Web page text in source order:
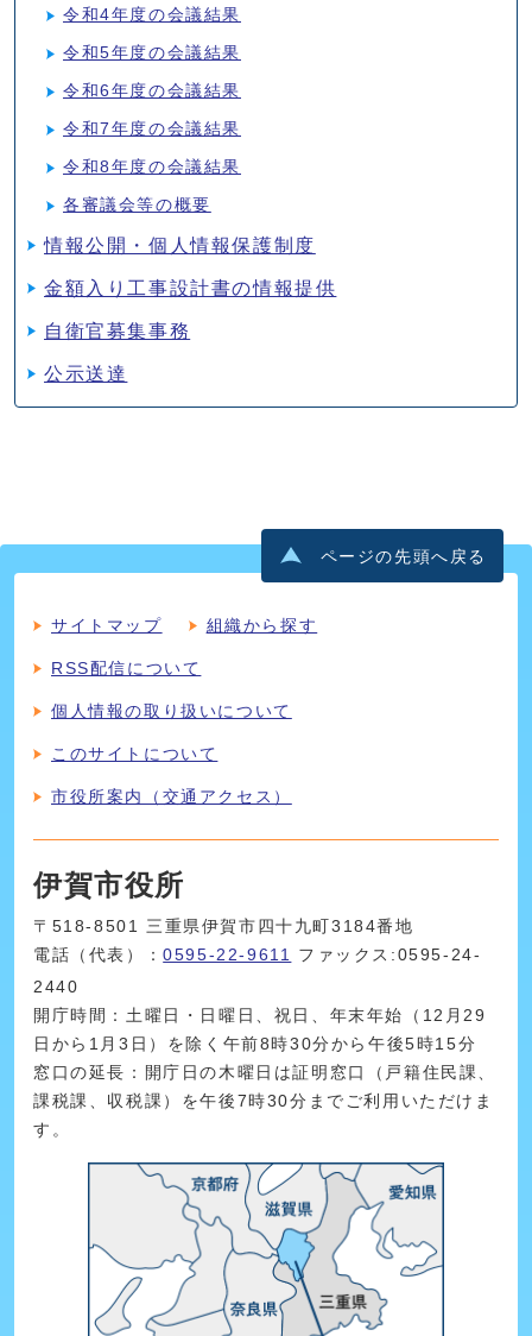
令和4年度の会議結果
令和5年度の会議結果
令和6年度の会議結果
令和7年度の会議結果
令和8年度の会議結果
各審議会等の概要
情報公開・個人情報保護制度
金額入り工事設計書の情報提供
自衛官募集事務
公示送達
ページの先頭へ戻る
サイトマップ 組織から探す
RSS配信について
個人情報の取り扱いについて
このサイトについて
市役所案内（交通アクセス）
伊賀市役所
〒518-8501 三重県伊賀市四十九町3184番地
電話（代表）：0595-22-9611
ファックス:0595-24-
2440
開庁時間：土曜日・日曜日、祝日、年末年始（12月29
日から1月3日）を除く午前8時30分から午後5時15分
窓口の延長：開庁日の木曜日は証明窓口（戸籍住民課、
課税課、収税課）を午後7時30分までご利用いただけま
す。